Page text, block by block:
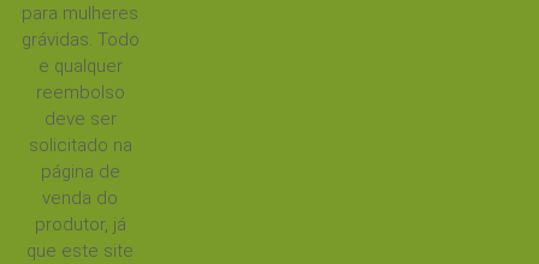
para mulheres
grávidas. Todo
e qualquer
reembolso
deve ser
solicitado na
página de
venda do
produtor, já
que este site